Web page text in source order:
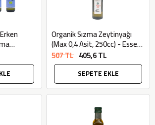
0,5lt) -
Organik Sızma Zeytinyağı
(Max 0,4 Asit, 250cc) - Essen
Organik
507 TL 405,6 TL
SEPETE EKLE